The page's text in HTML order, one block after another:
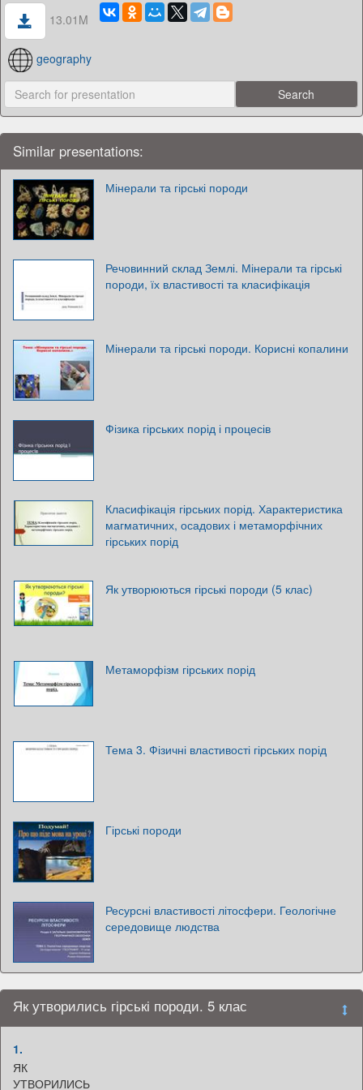
13.01M
geography
Similar presentations:
Мінерали та гірські породи
Речовинний склад Землі. Мінерали та гірські
породи, їх властивості та класифікація
Мінерали та гірські породи. Корисні копалини
Фізика гірських порід і процесів
Класифікація гірських порід. Характеристика
магматичних, осадових і метаморфічних
гірських порід
Як утворюються гірські породи (5 клас)
Метаморфізм гірських порід
Тема 3. Фізичні властивості гірських порід
Гірські породи
Ресурсні властивості літосфери. Геологічне
середовище людства
Як утворились гірські породи. 5 клас
1.
ЯК
УТВОРИЛИСЬ